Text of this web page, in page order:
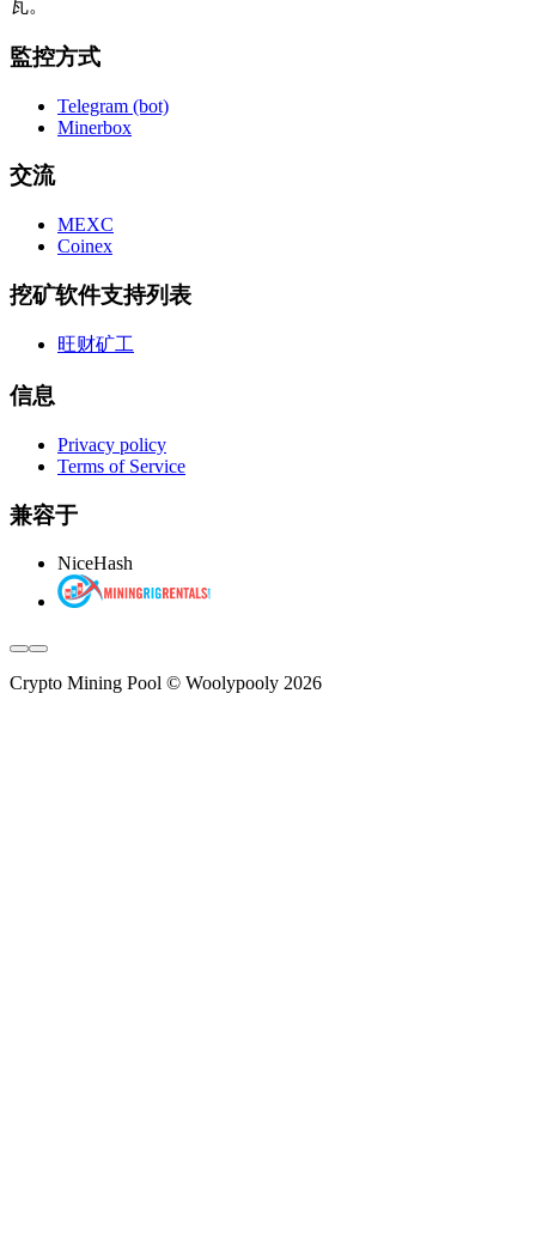
瓦。
監控方式
Telegram (bot)
Minerbox
交流
MEXC
Coinex
挖矿软件支持列表
旺财矿工
信息
Privacy policy
Terms of Service
兼容于
NiceHash
Crypto Mining Pool © Woolypooly 2026